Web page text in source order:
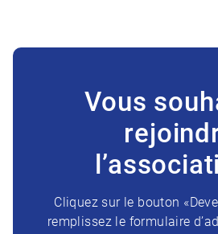
Vous
Cliquez sur le bouton
remplissez le formulaire